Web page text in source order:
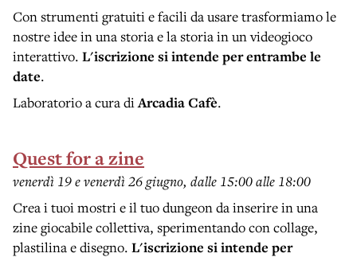
Con strumenti gratuiti e facili da usare trasformiamo le
nostre idee in una storia e la storia in un videogioco
interattivo. L'iscrizione si intende per entrambe le
date.
Laboratorio a cura di Arcadia Cafè.
Quest for a zine
venerdì 19 e venerdì 26 giugno, dalle 15:00 alle 18:00
Crea i tuoi mostri e il tuo dungeon da inserire in una
zine giocabile collettiva, sperimentando con collage,
plastilina e disegno. L'iscrizione si intende per